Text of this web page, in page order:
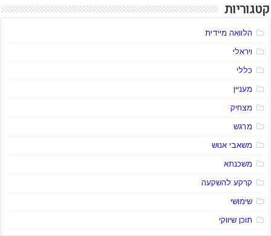
קטגוריות
הלוואה מיידית
ויראלי
כללי
מעניין
מצחיק
מרגש
משאבי אנוש
משכנתא
קרקע להשקעה
שימושי
תוכן שיווקי